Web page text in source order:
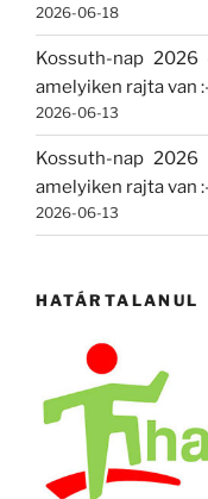
2026-06-18
Kossuth-nap 2026
amelyiken rajta van
2026-06-13
Kossuth-nap 2026
amelyiken rajta van
2026-06-13
HATÁRTALANUL